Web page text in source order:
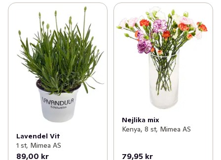
Lavendel Vit
1 st, Mimea AS
89,00 kr
Nejlika mix
Kenya, 8 st, Mimea AS
79,95 kr